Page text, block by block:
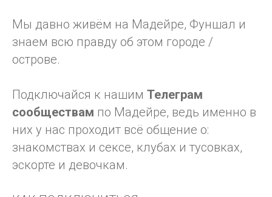
Мы давно живём на Мадейре, Фуншал и
знаем всю правду об этом городе /
острове.
Подключайся к нашим Телеграм
сообществам по Мадейре, ведь именно в
них у нас проходит всё общение о:
знакомствах и сексе, клубах и тусовках,
эскорте и девочкам.